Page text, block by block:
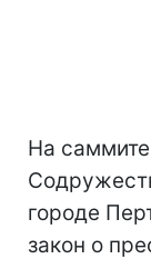
На саммите
городе
закон о